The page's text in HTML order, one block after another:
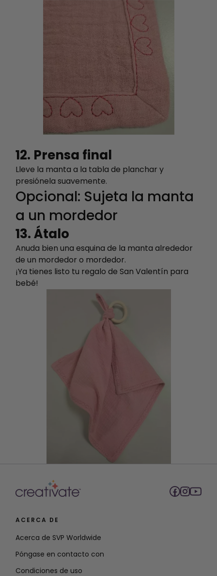
12. Prensa final
Lleve la manta a la tabla de planchar y
presiónela suavemente.
Opcional: Sujeta la manta
a un mordedor
13. Átalo
Anuda bien una esquina de la manta alrededor
de un mordedor o mordedor.
¡Ya tienes listo tu regalo de San Valentín para
bebé!
ACERCA DE
Acerca de SVP Worldwide
Póngase en contacto con
Condiciones de uso